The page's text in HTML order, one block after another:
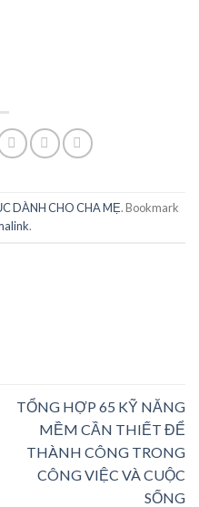
DÀNH CHO CHA MẸ. Bookmark
.
TỔNG HỢP 65 KỸ NĂNG
MỀM CẦN THIẾT ĐỂ
THÀNH CÔNG TRONG
CÔNG VIỆC VÀ CUỘC
SỐNG